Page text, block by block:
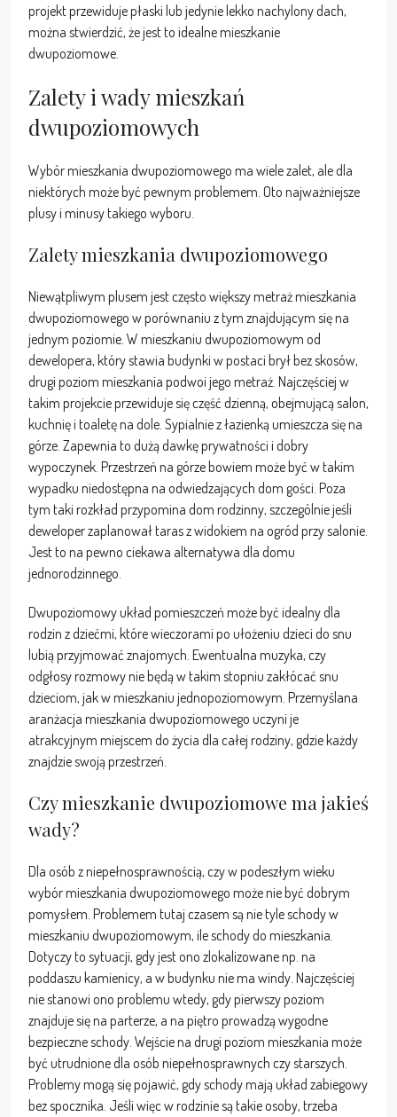
projekt przewiduje płaski lub jedynie lekko nachylony dach,
można stwierdzić, że jest to idealne mieszkanie
dwupoziomowe.
Zalety i wady mieszkań
dwupoziomowych
Wybór mieszkania dwupoziomowego ma wiele zalet, ale dla
niektórych może być pewnym problemem. Oto najważniejsze
plusy i minusy takiego wyboru.
Zalety mieszkania dwupoziomowego
Niewątpliwym plusem jest często większy metraż mieszkania
dwupoziomowego w porównaniu z tym znajdującym się na
jednym poziomie. W mieszkaniu dwupoziomowym od
dewelopera, który stawia budynki w postaci brył bez skosów,
drugi poziom mieszkania podwoi jego metraż. Najczęściej w
takim projekcie przewiduje się część dzienną, obejmującą salon,
kuchnię i toaletę na dole. Sypialnie z łazienką umieszcza się na
górze. Zapewnia to dużą dawkę prywatności i dobry
wypoczynek. Przestrzeń na górze bowiem może być w takim
wypadku niedostępna na odwiedzających dom gości. Poza
tym taki rozkład przypomina dom rodzinny, szczególnie jeśli
deweloper zaplanował taras z widokiem na ogród przy salonie.
Jest to na pewno ciekawa alternatywa dla domu
jednorodzinnego.
Dwupoziomowy układ pomieszczeń może być idealny dla
rodzin z dziećmi, które wieczorami po ułożeniu dzieci do snu
lubią przyjmować znajomych. Ewentualna muzyka, czy
odgłosy rozmowy nie będą w takim stopniu zakłócać snu
dzieciom, jak w mieszkaniu jednopoziomowym. Przemyślana
aranżacja mieszkania dwupoziomowego uczyni je
atrakcyjnym miejscem do życia dla całej rodziny, gdzie każdy
znajdzie swoją przestrzeń.
Czy mieszkanie dwupoziomowe ma jakieś
wady?
Dla osób z niepełnosprawnością, czy w podeszłym wieku
wybór mieszkania dwupoziomowego może nie być dobrym
pomysłem. Problemem tutaj czasem są nie tyle schody w
mieszkaniu dwupoziomowym, ile schody do mieszkania.
Dotyczy to sytuacji, gdy jest ono zlokalizowane np. na
poddaszu kamienicy, a w budynku nie ma windy. Najczęściej
nie stanowi ono problemu wtedy, gdy pierwszy poziom
znajduje się na parterze, a na piętro prowadzą wygodne
bezpieczne schody. Wejście na drugi poziom mieszkania może
być utrudnione dla osób niepełnosprawnych czy starszych.
Problemy mogą się pojawić, gdy schody mają układ zabiegowy
bez spocznika. Jeśli więc w rodzinie są takie osoby, trzeba